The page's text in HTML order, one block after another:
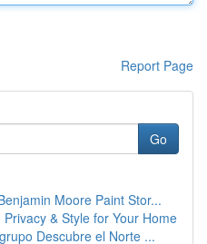
Report Page
Go
Moore Paint Stor...
& Style for Your Home
Descubre el Norte ...